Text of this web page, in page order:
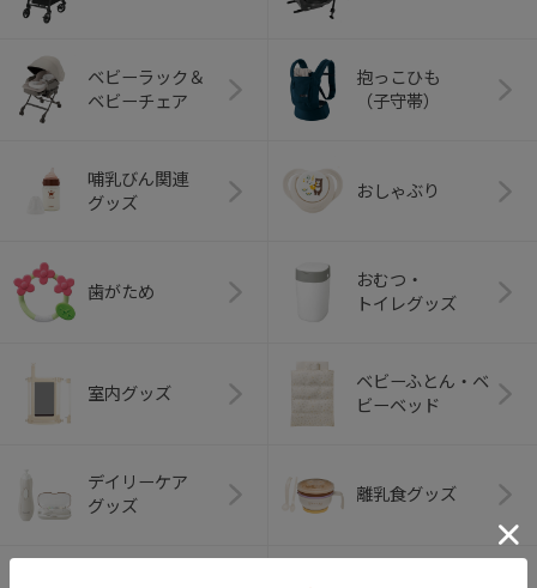
ベビーラック＆
ベビーチェア
抱っこひも
（子守帯）
哺乳びん関連
グッズ
おしゃぶり
歯がため
おむつ・
トイレグッズ
室内グッズ
ベビーふとん・ベ
ビーベッド
デイリーケア
グッズ
離乳食グッズ